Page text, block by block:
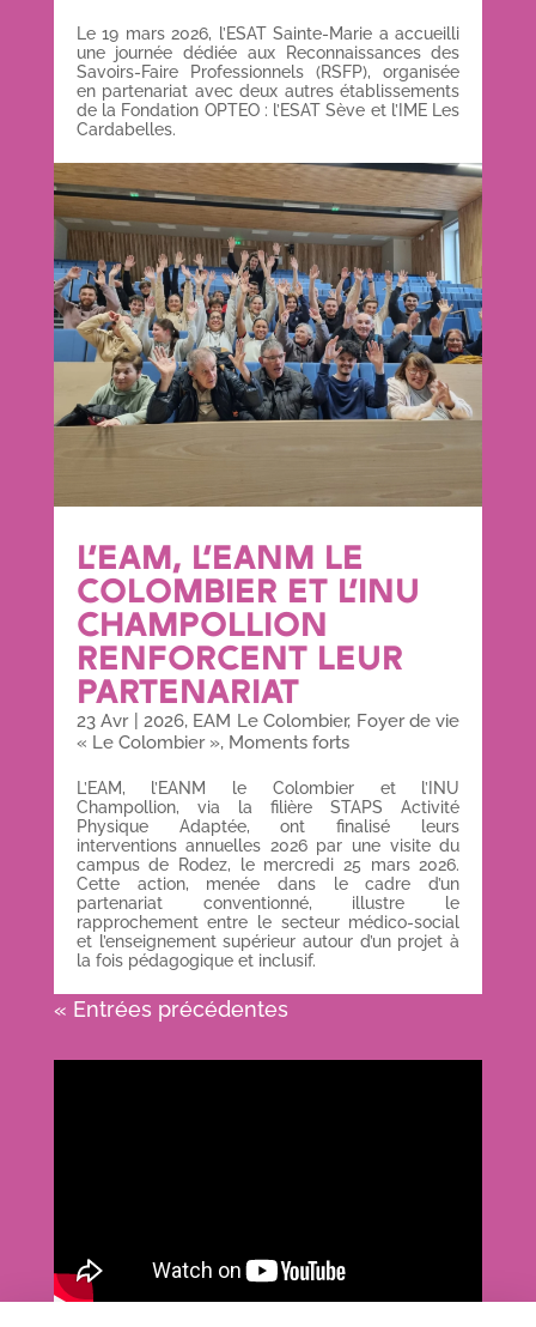
Le 19 mars 2026, l’ESAT Sainte-Marie a accueilli
une journée dédiée aux Reconnaissances des
Savoirs-Faire Professionnels (RSFP), organisée
en partenariat avec deux autres établissements
de la Fondation OPTEO : l’ESAT Sève et l’IME Les
Cardabelles.
L’EAM, L’EANM LE
COLOMBIER ET L’INU
CHAMPOLLION
RENFORCENT LEUR
PARTENARIAT
23 Avr| 2026, EAM Le Colombier, Foyer de vie
« Le Colombier », Moments forts
L’EAM, l’EANM le Colombier et l’INU
Champollion, via la filière STAPS Activité
Physique Adaptée, ont finalisé leurs
interventions annuelles 2026 par une visite du
campus de Rodez, le mercredi 25 mars 2026.
Cette action, menée dans le cadre d’un
partenariat conventionné, illustre le
rapprochement entre le secteur médico-social
et l’enseignement supérieur autour d’un projet à
la fois pédagogique et inclusif.
« Entrées précédentes